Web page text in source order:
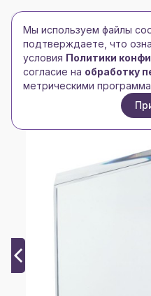
Toggle navigation
Toggle navigation
БРЕНД-
Главная/Наградная
Награда «Точка опоры»
Мы используем файлы
подтверждаете, что
условия Политики
согласие на обработку
метрическими